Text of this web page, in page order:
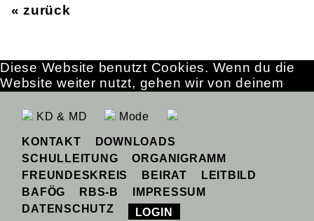
« zurück
KD & MD Mode
KONTAKT
DOWNLOADS
SCHULLEITUNG
ORGANIGRAMM
FREUNDESKREIS
BEIRAT
LEITBILD
BAFÖG
RBS-B
IMPRESSUM
DATENSCHUTZ
LOGIN
Diese Website benutzt Cookies. Wenn du die
Website weiter nutzt, gehen wir von deinem